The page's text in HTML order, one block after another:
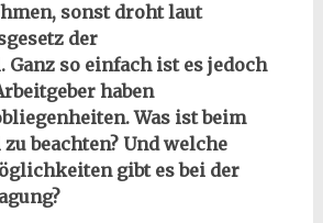
sonst droht laut
der
Ganz so einfach ist es jedoch
haben
Was ist beim
beachten? Und welche
gibt es bei der